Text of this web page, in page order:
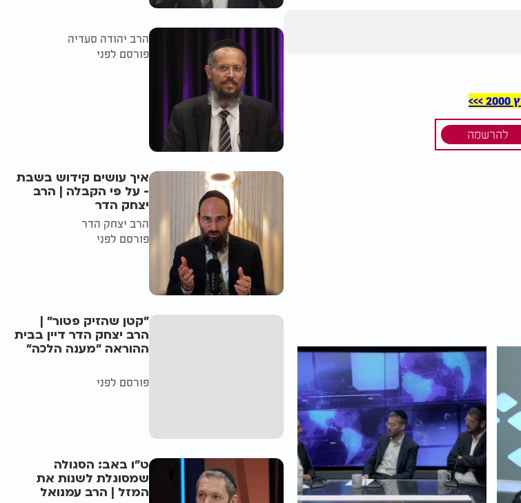
להרשמה
הרב יהודה סעדיה
פורסם לפני
איך עושים קידוש בשבת
- על פי הקבלה | הרב
יצחק הדר
הרב יצחק הדר
פורסם לפני
"קטן שהזיק פטור" |
הרב יצחק הדר דיין בבית
ההוראה "מענה הלכה"
פורסם לפני
ט"ו באב: הסגולה
שמסוגלת לשנות את
המזל | הרב עמנואל